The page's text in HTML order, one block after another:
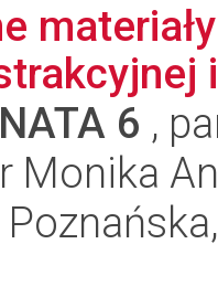
6 ,
Monika